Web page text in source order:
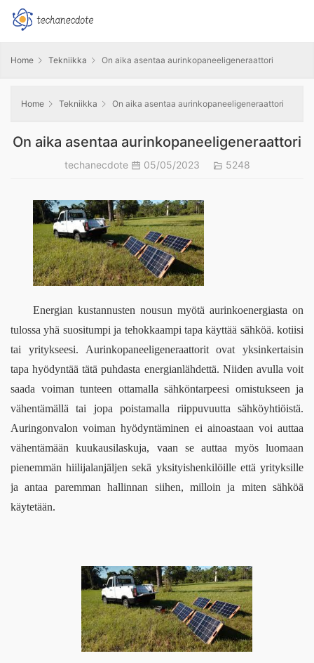
Home Tekniikka On aika asentaa aurinkopaneeligeneraattori
Home Tekniikka On aika asentaa aurinkopaneeligeneraattori
On aika asentaa aurinkopaneeligeneraattori
techanecdote 05/05/2023 5248
Energian kustannusten nousun myötä aurinkoenergiasta on
tulossa yhä suositumpi ja tehokkaampi tapa käyttää sähköä. kotiisi
tai yritykseesi. Aurinkopaneeligeneraattorit ovat yksinkertaisin
tapa hyödyntää tätä puhdasta energianlähdettä. Niiden avulla voit
saada voiman tunteen ottamalla sähköntarpeesi omistukseen ja
vähentämällä tai jopa poistamalla riippuvuutta sähköyhtiöistä.
Auringonvalon voiman hyödyntäminen ei ainoastaan ​​voi auttaa
vähentämään kuukausilaskuja, vaan se auttaa myös luomaan
pienemmän hiilijalanjäljen sekä yksityishenkilöille että yrityksille
ja antaa paremman hallinnan siihen, milloin ja miten sähköä
käytetään.